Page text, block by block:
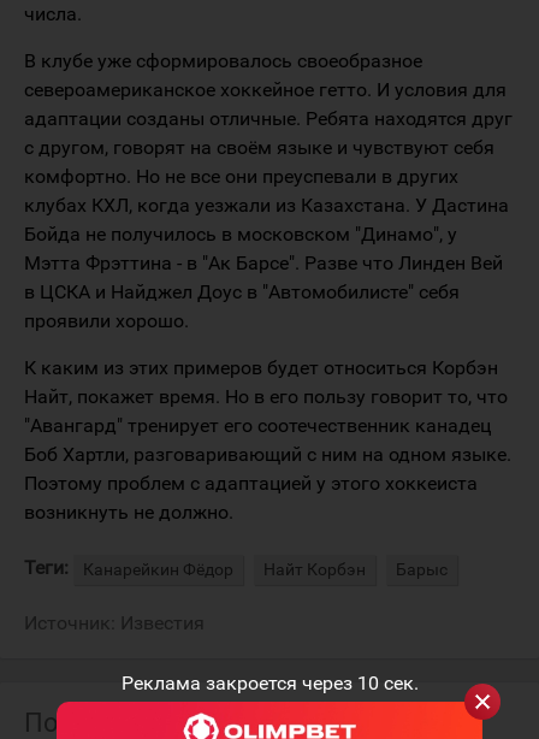
Реклама закроется через 10 сек.
числа.
В клубе уже сформировалось своеобразное
североамериканское хоккейное гетто. И условия для
адаптации созданы отличные. Ребята находятся друг
с другом, говорят на своём языке и чувствуют себя
комфортно. Но не все они преуспевали в других
клубах КХЛ, когда уезжали из Казахстана. У Дастина
Бойда не получилось в московском "Динамо", у
Мэтта Фрэттина - в "Ак Барсе". Разве что Линден Вей
в ЦСКА и Найджел Доус в "Автомобилисте" себя
проявили хорошо.
К каким из этих примеров будет относиться Корбэн
Найт, покажет время. Но в его пользу говорит то, что
"Авангард" тренирует его соотечественник канадец
Боб Хартли, разговаривающий с ним на одном языке.
Поэтому проблем с адаптацией у этого хоккеиста
возникнуть не должно.
Теги: Канарейкин Фёдор Найт Корбэн Барыс
Источник: Известия
Похожие материалы